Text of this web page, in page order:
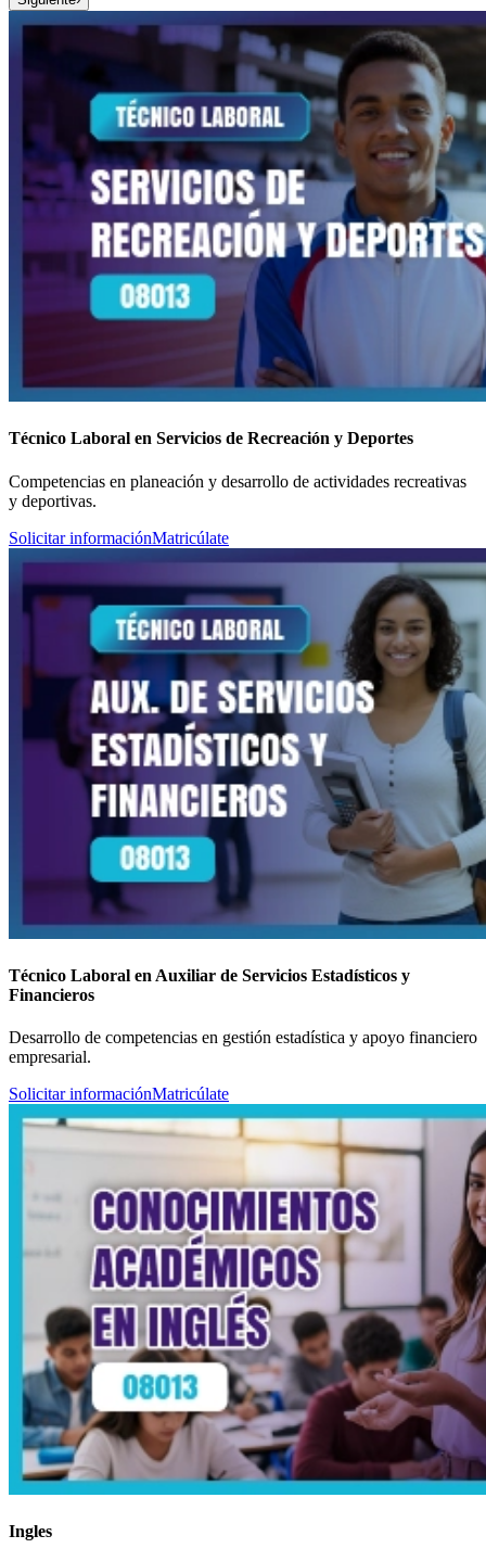
Técnico Laboral en Servicios de Recreación y Deportes
Competencias en planeación y desarrollo de actividades recreativas
y deportivas.
Solicitar informaciónMatricúlate
Técnico Laboral en Auxiliar de Servicios Estadísticos y
Financieros
Desarrollo de competencias en gestión estadística y apoyo financiero
empresarial.
Solicitar informaciónMatricúlate
Ingles